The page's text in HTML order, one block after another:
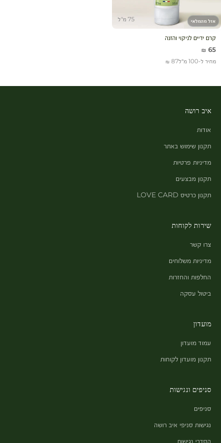
75 מ"ל אזל מהמלאי
קרם ידיים לניקוי והזנה
מחיר מבצע
65 ₪
מחיר ל-100 מ״ל 87 ₪
איב רושה
אודות
תקנון שימוש באתר
מדיניות פרטיות
תקנון מבצעים
תקנון כרטיס LOVE CARD
שירות לקוחות
צרו קשר
מדיניות משלוחים
החלפות והחזרות
ביטול עסקה
מועדון
עמוד מועדון
תקנון מועדון לקוחות
סניפים ונגישות
סניפים
נגישות סניפי איב רושה
הסדרי נגישות